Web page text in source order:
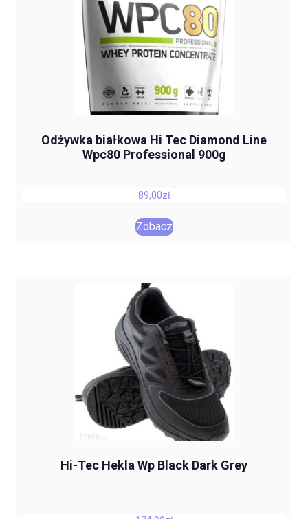
Odżywka białkowa Hi Tec Diamond Line
Wpc80 Professional 900g
89,00zł
Zobacz
Hi-Tec Hekla Wp Black Dark Grey